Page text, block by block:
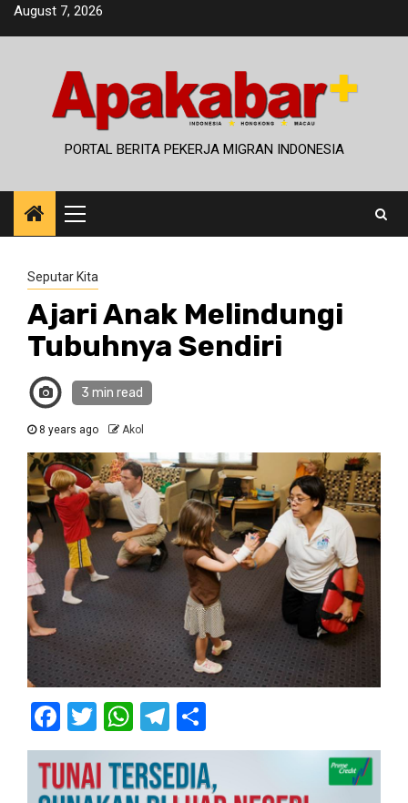
SkipAugust 7, 2026
PORTAL BERITA PEKERJA MIGRAN INDONESIA
Primary
Menu
Seputar Kita
Ajari Anak Melindungi
Tubuhnya Sendiri
3 min read
8 years ago Akol
Facebook
TwitterWhatsApp
Telegram